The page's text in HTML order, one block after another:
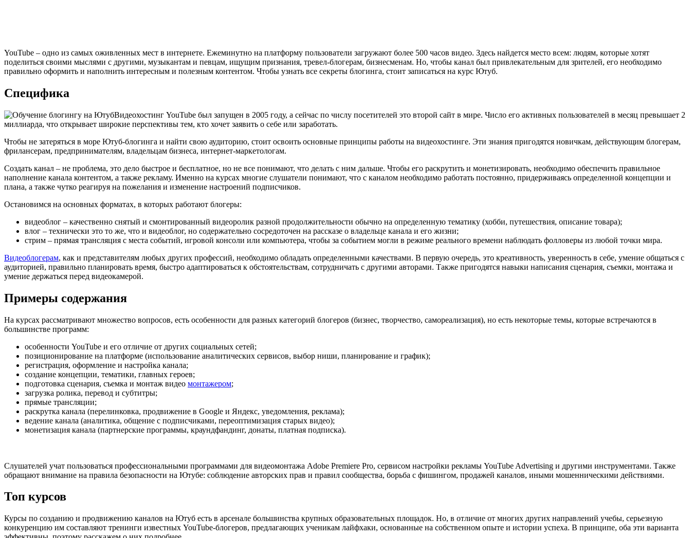
YouTube – одно из самых оживленных мест в интернете. Ежеминутно на платформу пользователи загружают более 500 часов видео. Здесь найдется место всем: людям, которые хотят
поделиться своими мыслями с другими, музыкантам и певцам, ищущим признания, тревел-блогерам, бизнесменам. Но, чтобы канал был привлекательным для зрителей, его необходимо
правильно оформить и наполнить интересным и полезным контентом. Чтобы узнать все секреты блогинга, стоит записаться на курс Ютуб.
Специфика
Видеохостинг YouTube был запущен в 2005 году, а сейчас по числу посетителей это второй сайт в мире. Число его активных пользователей в месяц превышает 2
миллиарда, что открывает широкие перспективы тем, кто хочет заявить о себе или заработать.
Чтобы не затеряться в море Ютуб-блогинга и найти свою аудиторию, стоит освоить основные принципы работы на видеохостинге. Эти знания пригодятся новичкам, действующим блогерам,
фрилансерам, предпринимателям, владельцам бизнеса, интернет-маркетологам.
Создать канал – не проблема, это дело быстрое и бесплатное, но не все понимают, что делать с ним дальше. Чтобы его раскрутить и монетизировать, необходимо обеспечить правильное
наполнение канала контентом, а также рекламу. Именно на курсах многие слушатели понимают, что с каналом необходимо работать постоянно, придерживаясь определенной концепции и
плана, а также чутко реагируя на пожелания и изменение настроений подписчиков.
Остановимся на основных форматах, в которых работают блогеры:
видеоблог – качественно снятый и смонтированный видеоролик разной продолжительности обычно на определенную тематику (хобби, путешествия, описание товара);
влог – технически это то же, что и видеоблог, но содержательно сосредоточен на рассказе о владельце канала и его жизни;
стрим – прямая трансляция с места событий, игровой консоли или компьютера, чтобы за событием могли в режиме реального времени наблюдать фолловеры из любой точки мира.
Видеоблогерам, как и представителям любых других профессий, необходимо обладать определенными качествами. В первую очередь, это креативность, уверенность в себе, умение общаться с
аудиторией, правильно планировать время, быстро адаптироваться к обстоятельствам, сотрудничать с другими авторами. Также пригодятся навыки написания сценария, съемки, монтажа и
умение держаться перед видеокамерой.
Примеры содержания
На курсах рассматривают множество вопросов, есть особенности для разных категорий блогеров (бизнес, творчество, самореализация), но есть некоторые темы, которые встречаются в
большинстве программ:
особенности YouTube и его отличие от других социальных сетей;
позиционирование на платформе (использование аналитических сервисов, выбор ниши, планирование и график);
регистрация, оформление и настройка канала;
создание концепции, тематики, главных героев;
подготовка сценария, съемка и монтаж видео монтажером;
загрузка ролика, перевод и субтитры;
прямые трансляции;
раскрутка канала (перелинковка, продвижение в Google и Яндекс, уведомления, реклама);
ведение канала (аналитика, общение с подписчиками, переоптимизация старых видео);
монетизация канала (партнерские программы, краундфандинг, донаты, платная подписка).
Слушателей учат пользоваться профессиональными программами для видеомонтажа Adobe Premiere Pro, сервисом настройки рекламы YouTube Advertising и другими инструментами. Также
обращают внимание на правила безопасности на Ютубе: соблюдение авторских прав и правил сообщества, борьба с фишингом, продажей каналов, иными мошенническими действиями.
Топ курсов
Курсы по созданию и продвижению каналов на Ютуб есть в арсенале большинства крупных образовательных площадок. Но, в отличие от многих других направлений учебы, серьезную
конкуренцию им составляют тренинги известных YouTube-блогеров, предлагающих ученикам лайфхаки, основанные на собственном опыте и истории успеха. В принципе, оба эти варианта